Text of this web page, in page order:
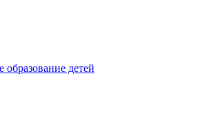
детей